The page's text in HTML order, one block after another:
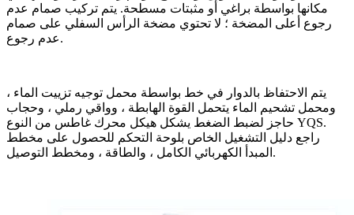
مكانها بواسطة براغي أو مثبتات مسطحة. يتم تركيب صمام عدم
رجوع أعلى المضخة ؛ لا تحتوي مضخة الرأس السفلي على صمام
عدم رجوع.
يتم الاحتفاظ بالدوار في خط بواسطة محمل توجيه تزييت الماء ،
ومحمل تشحيم الماء يتحمل القوة الهابطة ، وواقي رملي ، وحجاب
حاجز لضبط الضغط يشكل هيكل محرك غاطس من النوع YQS.
راجع دليل التشغيل الخاص بلوحة التحكم للحصول على مخطط
المبدأ الكهربائي الكامل ، والطاقة ، ومخطط التوصيل.